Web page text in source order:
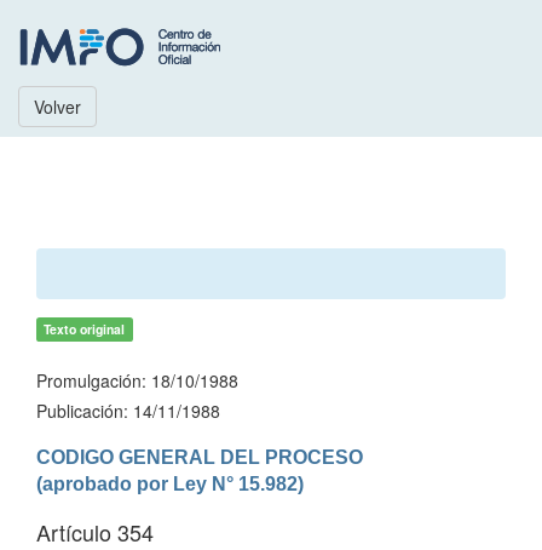
Volver
Texto original
Promulgación: 18/10/1988
Publicación: 14/11/1988
CODIGO GENERAL DEL PROCESO
(aprobado por Ley N° 15.982)
Artículo 354